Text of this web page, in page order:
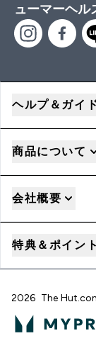
ューマーヘ
ヘルプ＆ガイ
商品について
会社概要
特典＆ポイント
2026 The